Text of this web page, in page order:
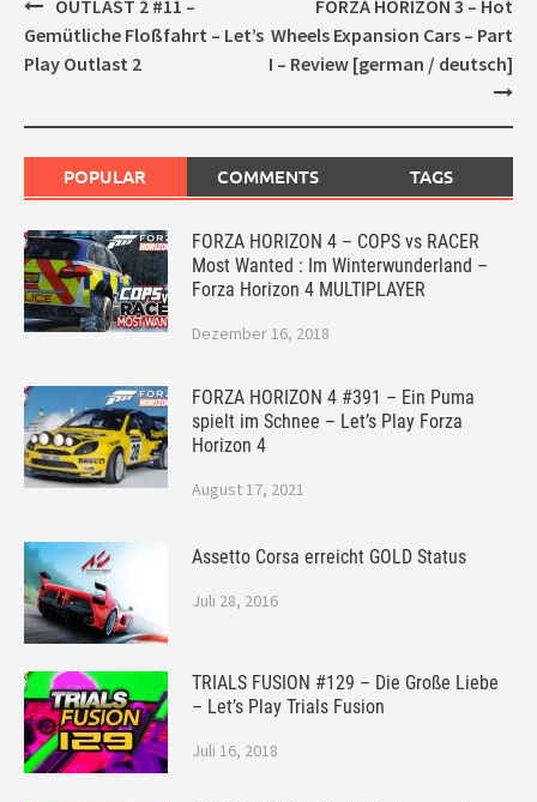
navigation
OUTLAST 2 #11 –
Gemütliche Floßfahrt – Let’s
Play Outlast 2
FORZA HORIZON 3 – Hot
Wheels Expansion Cars – Part
I – Review [german / deutsch]
POPULAR COMMENTS TAGS
FORZA HORIZON 4 – COPS vs RACER
Most Wanted : Im Winterwunderland –
Forza Horizon 4 MULTIPLAYER
Dezember 16, 2018
FORZA HORIZON 4 #391 – Ein Puma
spielt im Schnee – Let’s Play Forza
Horizon 4
August 17, 2021
Assetto Corsa erreicht GOLD Status
Juli 28, 2016
TRIALS FUSION #129 – Die Große Liebe
– Let’s Play Trials Fusion
Juli 16, 2018